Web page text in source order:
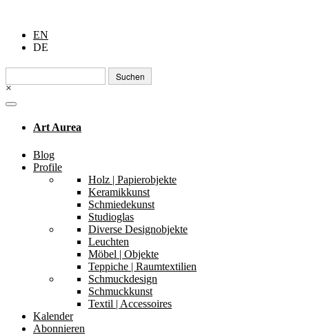
EN
DE
Suchen
nach:
×
Art Aurea
Blog
Profile
Holz | Papierobjekte
Keramikkunst
Schmiedekunst
Studioglas
Diverse Designobjekte
Leuchten
Möbel | Objekte
Teppiche | Raumtextilien
Schmuckdesign
Schmuckkunst
Textil | Accessoires
Kalender
Abonnieren